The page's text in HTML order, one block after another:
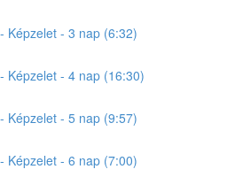
Képzelet - 3 nap (6:32)
Képzelet - 4 nap (16:30)
Képzelet - 5 nap (9:57)
Képzelet - 6 nap (7:00)